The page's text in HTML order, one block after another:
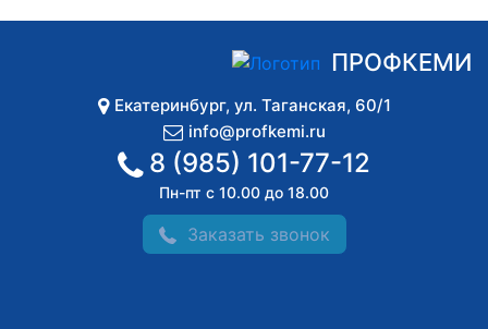
ПРОФКЕМИ
Екатеринбург, ул. Таганская, 60/1
info@profkemi.ru
8 (985) 101-77-12
Пн-пт с 10.00 до 18.00
Заказать звонок